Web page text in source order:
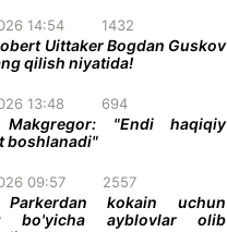
14:54 1432
Uittaker Bogdan Guskov
qilish niyatida!
13:48 694
Makgregor: "Endi haqiqiy
boshlanadi"
09:57 2557
kokain uchun
bo'yicha ayblovlar olib